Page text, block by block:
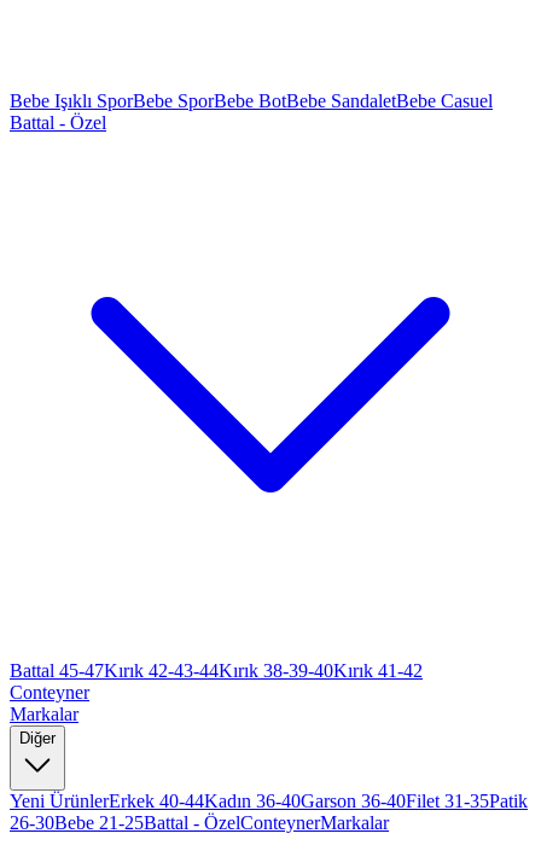
Bebe Işıklı SporBebe SporBebe BotBebe SandaletBebe Casuel
Battal - Özel
Battal 45-47Kırık 42-43-44Kırık 38-39-40Kırık 41-42
Conteyner
Markalar
Diğer
Yeni ÜrünlerErkek 40-44Kadın 36-40Garson 36-40Filet 31-35Patik
26-30Bebe 21-25Battal - ÖzelConteynerMarkalar